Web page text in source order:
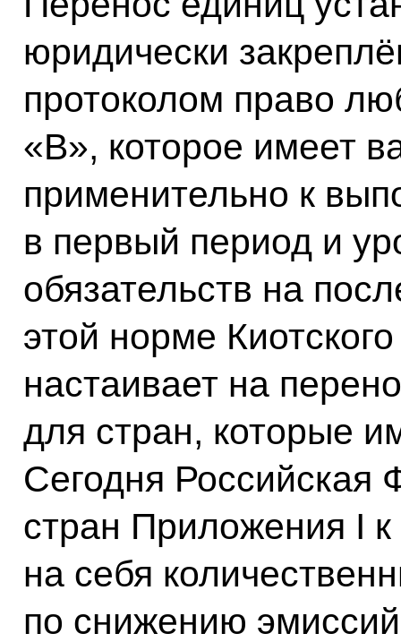
юридически
протоколом право
«В», которое имеет
применительно к
в первый период и
обязательств на
этой норме
настаивает на
для стран, которые
Сегодня Российская
стран Приложения I
на себя
по снижению